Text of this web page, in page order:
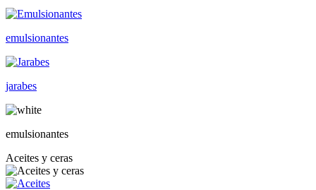
emulsionantes
jarabes
emulsionantes
Aceites y ceras